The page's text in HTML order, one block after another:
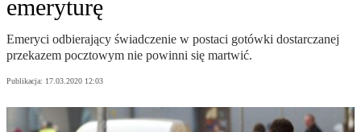
emeryturę
Emeryci odbierający świadczenie w postaci gotówki dostarczanej
przekazem pocztowym nie powinni się martwić.
Publikacja: 17.03.2020 12:03